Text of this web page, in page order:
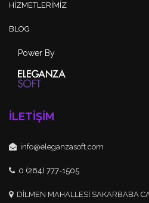
HİZMETLERİMİZ
BLOG
Power By
İLETİŞİM
info@eleganzasoft.com
0 (264) 777-1505
DİLMEN MAHALLESİ SAKARBABA